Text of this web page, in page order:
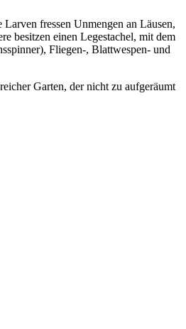
fressen Unmengen an Läusen,
besitzen einen Legestachel, mit dem
Fliegen-, Blattwespen- und
Garten, der nicht zu aufgeräumt